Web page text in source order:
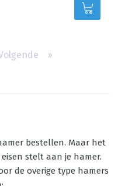
››
bestellen. Maar het
stelt aan je hamer.
de overige type hamers